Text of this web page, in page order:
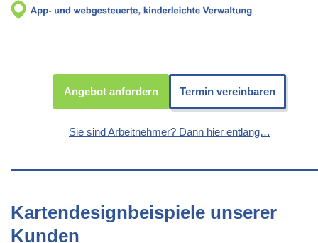
Angebot anfordern Termin vereinbaren
Sie sind Arbeitnehmer? Dann hier entlang…
Kartendesignbeispiele unserer
Kunden